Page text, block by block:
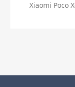
Xiaomi Poco